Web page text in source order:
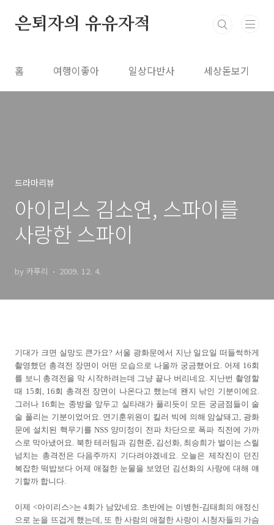
은퇴자의 유유자적
홈 여행이좋아 일상다반사 세상돋보기
드라마리뷰
아이리스 김소연, 스파이를
사랑한 스파이
by 카푸리 2009. 12. 4.
기대가 크면 실망도 큰가요? 서울 광화문에서 지난 일요일 떠들썩하게
촬영했던 총격전 장면이 어떤 모습으로 나올까 궁금했어요. 어제 16회
를 보니 총격전을 막 시작하려는데 그냥 끝나 버리네요. 지난번 촬영할
때 15회, 16회 총격전 장면이 나온다고 했는데 왠지 낚인 기분이에요.
그러나 16회는 종방을 앞두고 실타래가 풀리듯이 모든 궁금점들이 술
술 풀리는 기분이었어요. 연기훈위원이 킬러 빅에 의해 암살돼고, 광화
문에 설치된 핵무기를 NSS 양미정이 전파 차단으로 폭파 직전에 가까
스로 막아냈어요. 북한 테러팀과 김현준, 김선화, 최승희가 벌이는 스릴
넘치는 총격전은 다음주까지 기다려야겠네요. 오늘은 제작진이 던진
복잡한 떡밥보다 어제 애절한 눈물을 보였던 김선화의 사랑에 대해 얘
기할까 합니다.
이제 <아이리스>는 4회가 남았네요. 초반에는 이병헌-김태희의 애정신
으로 눈을 뜨겁게 했는데, 또 한 사람의 애절한 사랑이 시청자들의 가슴